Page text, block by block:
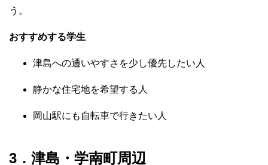
う。
おすすめする学生
津島への通いやすさを少し優先したい人
静かな住宅地を希望する人
岡山駅にも自転車で行きたい人
3．津島・学南町周辺